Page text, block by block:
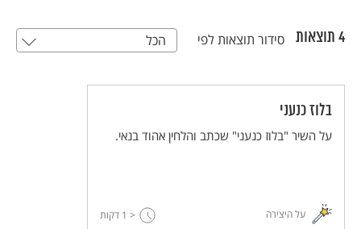
כל האתר
4 תוצאות סידור תוצאות לפי הכל
בלוז כנעני
על השיר "בלוז כנעני" שכתב והלחין אהוד בנאי.
על היצירה < 1 דקות